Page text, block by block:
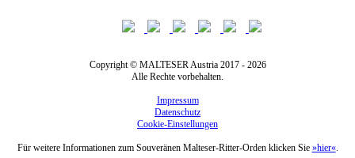
Copyright © MALTESER Austria 2017 - 2026
Alle Rechte vorbehalten.
Impressum
Datenschutz
Cookie-Einstellungen
Für weitere Informationen zum Souveränen Malteser-Ritter-Orden klicken Sie »hier«.